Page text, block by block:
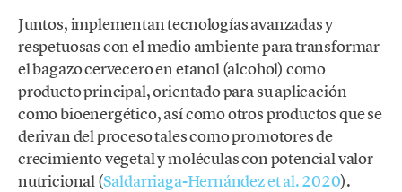
Juntos, implementan tecnologías avanzadas y
respetuosas con el medio ambiente para transformar
el bagazo cervecero en etanol (alcohol) como
producto principal, orientado para su aplicación
como bioenergético, así como otros productos que se
derivan del proceso tales como promotores de
crecimiento vegetal y moléculas con potencial valor
nutricional (Saldarriaga-Hernández et al. 2020).